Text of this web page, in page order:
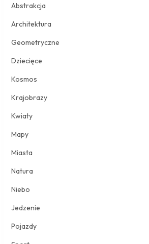
Abstrakcja
Architektura
Geometryczne
Dziecięce
Kosmos
Krajobrazy
Kwiaty
Mapy
Miasta
Natura
Niebo
Jedzenie
Pojazdy